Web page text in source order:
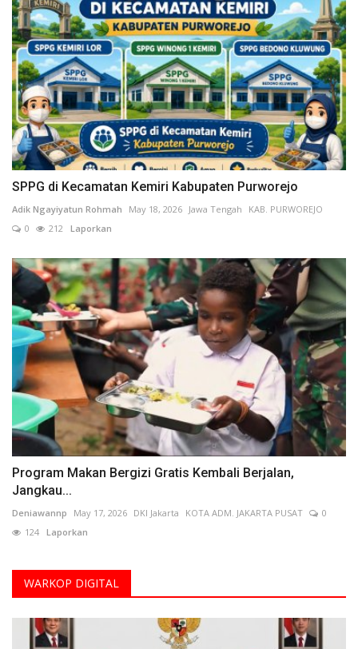
SPPG di Kecamatan Kemiri Kabupaten Purworejo
Adik Ngayiyatun Rohmah May 18, 2026 Jawa Tengah
KAB. PURWOREJO
0
212 Laporkan
Program Makan Bergizi Gratis Kembali Berjalan,
Jangkau...
Deniawannp May 17, 2026 DKI Jakarta KOTA ADM. JAKARTA PUSAT
0
124 Laporkan
WARKOP DIGITAL